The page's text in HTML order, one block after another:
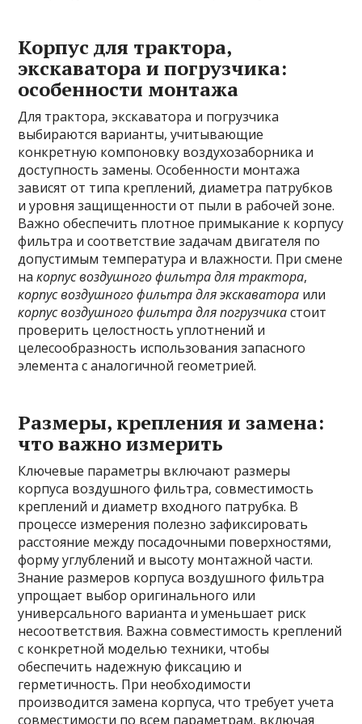
Корпус для трактора,
экскаватора и погрузчика:
особенности монтажа
Для трактора, экскаватора и погрузчика
выбираются варианты, учитывающие
конкретную компоновку воздухозаборника и
доступность замены. Особенности монтажа
зависят от типа креплений, диаметра патрубков
и уровня защищенности от пыли в рабочей зоне.
Важно обеспечить плотное примыкание к корпусу
фильтра и соответствие задачам двигателя по
допустимым температура и влажности. При смене
накорпус воздушного фильтра для трактора,
корпус воздушного фильтра для экскаватора или
корпус воздушного фильтра для погрузчикастоит
проверить целостность уплотнений и
целесообразность использования запасного
элемента с аналогичной геометрией.
Размеры, крепления и замена:
что важно измерить
Ключевые параметры включают размеры
корпуса воздушного фильтра, совместимость
креплений и диаметр входного патрубка. В
процессе измерения полезно зафиксировать
расстояние между посадочными поверхностями,
форму углублений и высоту монтажной части.
Знание размеров корпуса воздушного фильтра
упрощает выбор оригинального или
универсального варианта и уменьшает риск
несоответствия. Важна совместимость креплений
с конкретной моделью техники, чтобы
обеспечить надежную фиксацию и
герметичность. При необходимости
производится замена корпуса, что требует учета
совместимости по всем параметрам, включая